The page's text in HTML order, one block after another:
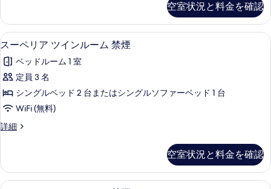
の
写
真
を
表
示
る
ル
ー
ム
禁
煙
の
す
べ
写
ア
ダ
ブ
ル
ー
禁
煙
詳
空室状況と料金を確認
ス
ー
ペ
リ
ア
イ
ル
ー
スーペリア ツインルーム 禁煙 | 羽毛
6
スーペリア ツインルーム 禁煙
ベッドルーム 1 室
定員 3 名
シングルベッド 2 台またはシングルソファーベッド 1 台
WiFi (無料)
詳細
ス
ア
ツ
空室状況と料金を確認
デラックス ツインルーム 禁煙 | 羽毛